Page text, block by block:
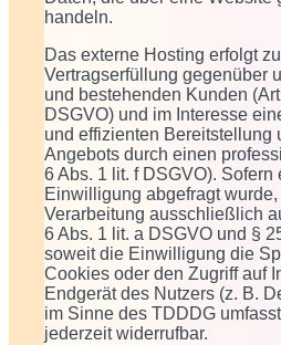
handeln.
Das externe Hosting erfolgt
Vertragserfüllung gegenüber
und bestehenden Kunden
DSGVO) und im Interesse
und effizienten Bereitstellung
Angebots durch einen
6 Abs. 1 lit. f DSGVO).
Einwilligung abgefragt
Verarbeitung ausschließlich
6 Abs. 1 lit. a DSGVO und §
soweit die Einwilligung die
Cookies oder den Zugriff auf
Endgerät des Nutzers (z. B.
im Sinne des TDDDG
jederzeit widerrufbar.